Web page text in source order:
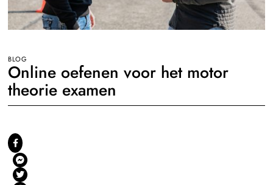
BLOG
Online oefenen voor het motor
theorie examen